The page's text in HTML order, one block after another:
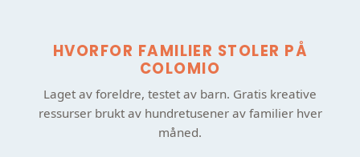
HVORFOR FAMILIER STOLER PÅ
COLOMIO
Laget av foreldre, testet av barn. Gratis kreative
ressurser brukt av hundretusener av familier hver
måned.